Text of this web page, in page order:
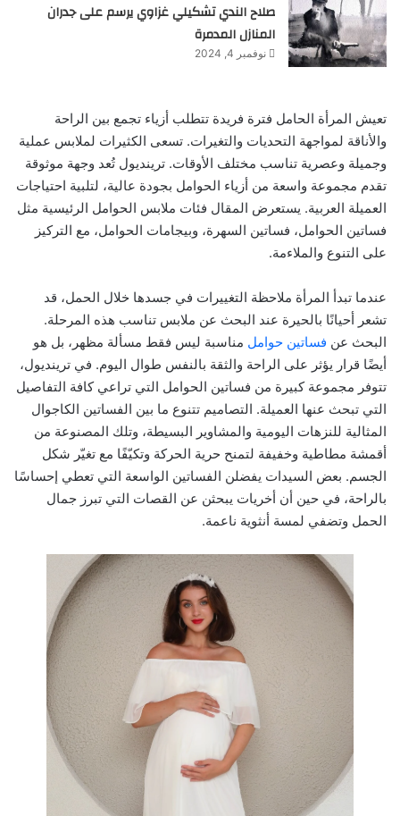
صلاح الندي تشكيلي غزاوي يرسم على جدران
المنازل المدمرة
نوفمبر 4, 2024
تعيش المرأة الحامل فترة فريدة تتطلب أزياء تجمع بين الراحة
والأناقة لمواجهة التحديات والتغيرات. تسعى الكثيرات لملابس عملية
وجميلة وعصرية تناسب مختلف الأوقات. ترينديول تُعد وجهة موثوقة
تقدم مجموعة واسعة من أزياء الحوامل بجودة عالية، لتلبية احتياجات
العميلة العربية. يستعرض المقال فئات ملابس الحوامل الرئيسية مثل
فساتين الحوامل، فساتين السهرة، وبيجامات الحوامل، مع التركيز
على التنوع والملاءمة.
عندما تبدأ المرأة ملاحظة التغييرات في جسدها خلال الحمل، قد
تشعر أحيانًا بالحيرة عند البحث عن ملابس تناسب هذه المرحلة.
البحث عن فساتين حوامل مناسبة ليس فقط مسألة مظهر، بل هو
أيضًا قرار يؤثر على الراحة والثقة بالنفس طوال اليوم. في ترينديول،
تتوفر مجموعة كبيرة من فساتين الحوامل التي تراعي كافة التفاصيل
التي تبحث عنها العميلة. التصاميم تتنوع ما بين الفساتين الكاجوال
المثالية للنزهات اليومية والمشاوير البسيطة، وتلك المصنوعة من
أقمشة مطاطية وخفيفة لتمنح حرية الحركة وتكيّفًا مع تغيّر شكل
الجسم. بعض السيدات يفضلن الفساتين الواسعة التي تعطي إحساسًا
بالراحة، في حين أن أخريات يبحثن عن القصات التي تبرز جمال
الحمل وتضفي لمسة أنثوية ناعمة.